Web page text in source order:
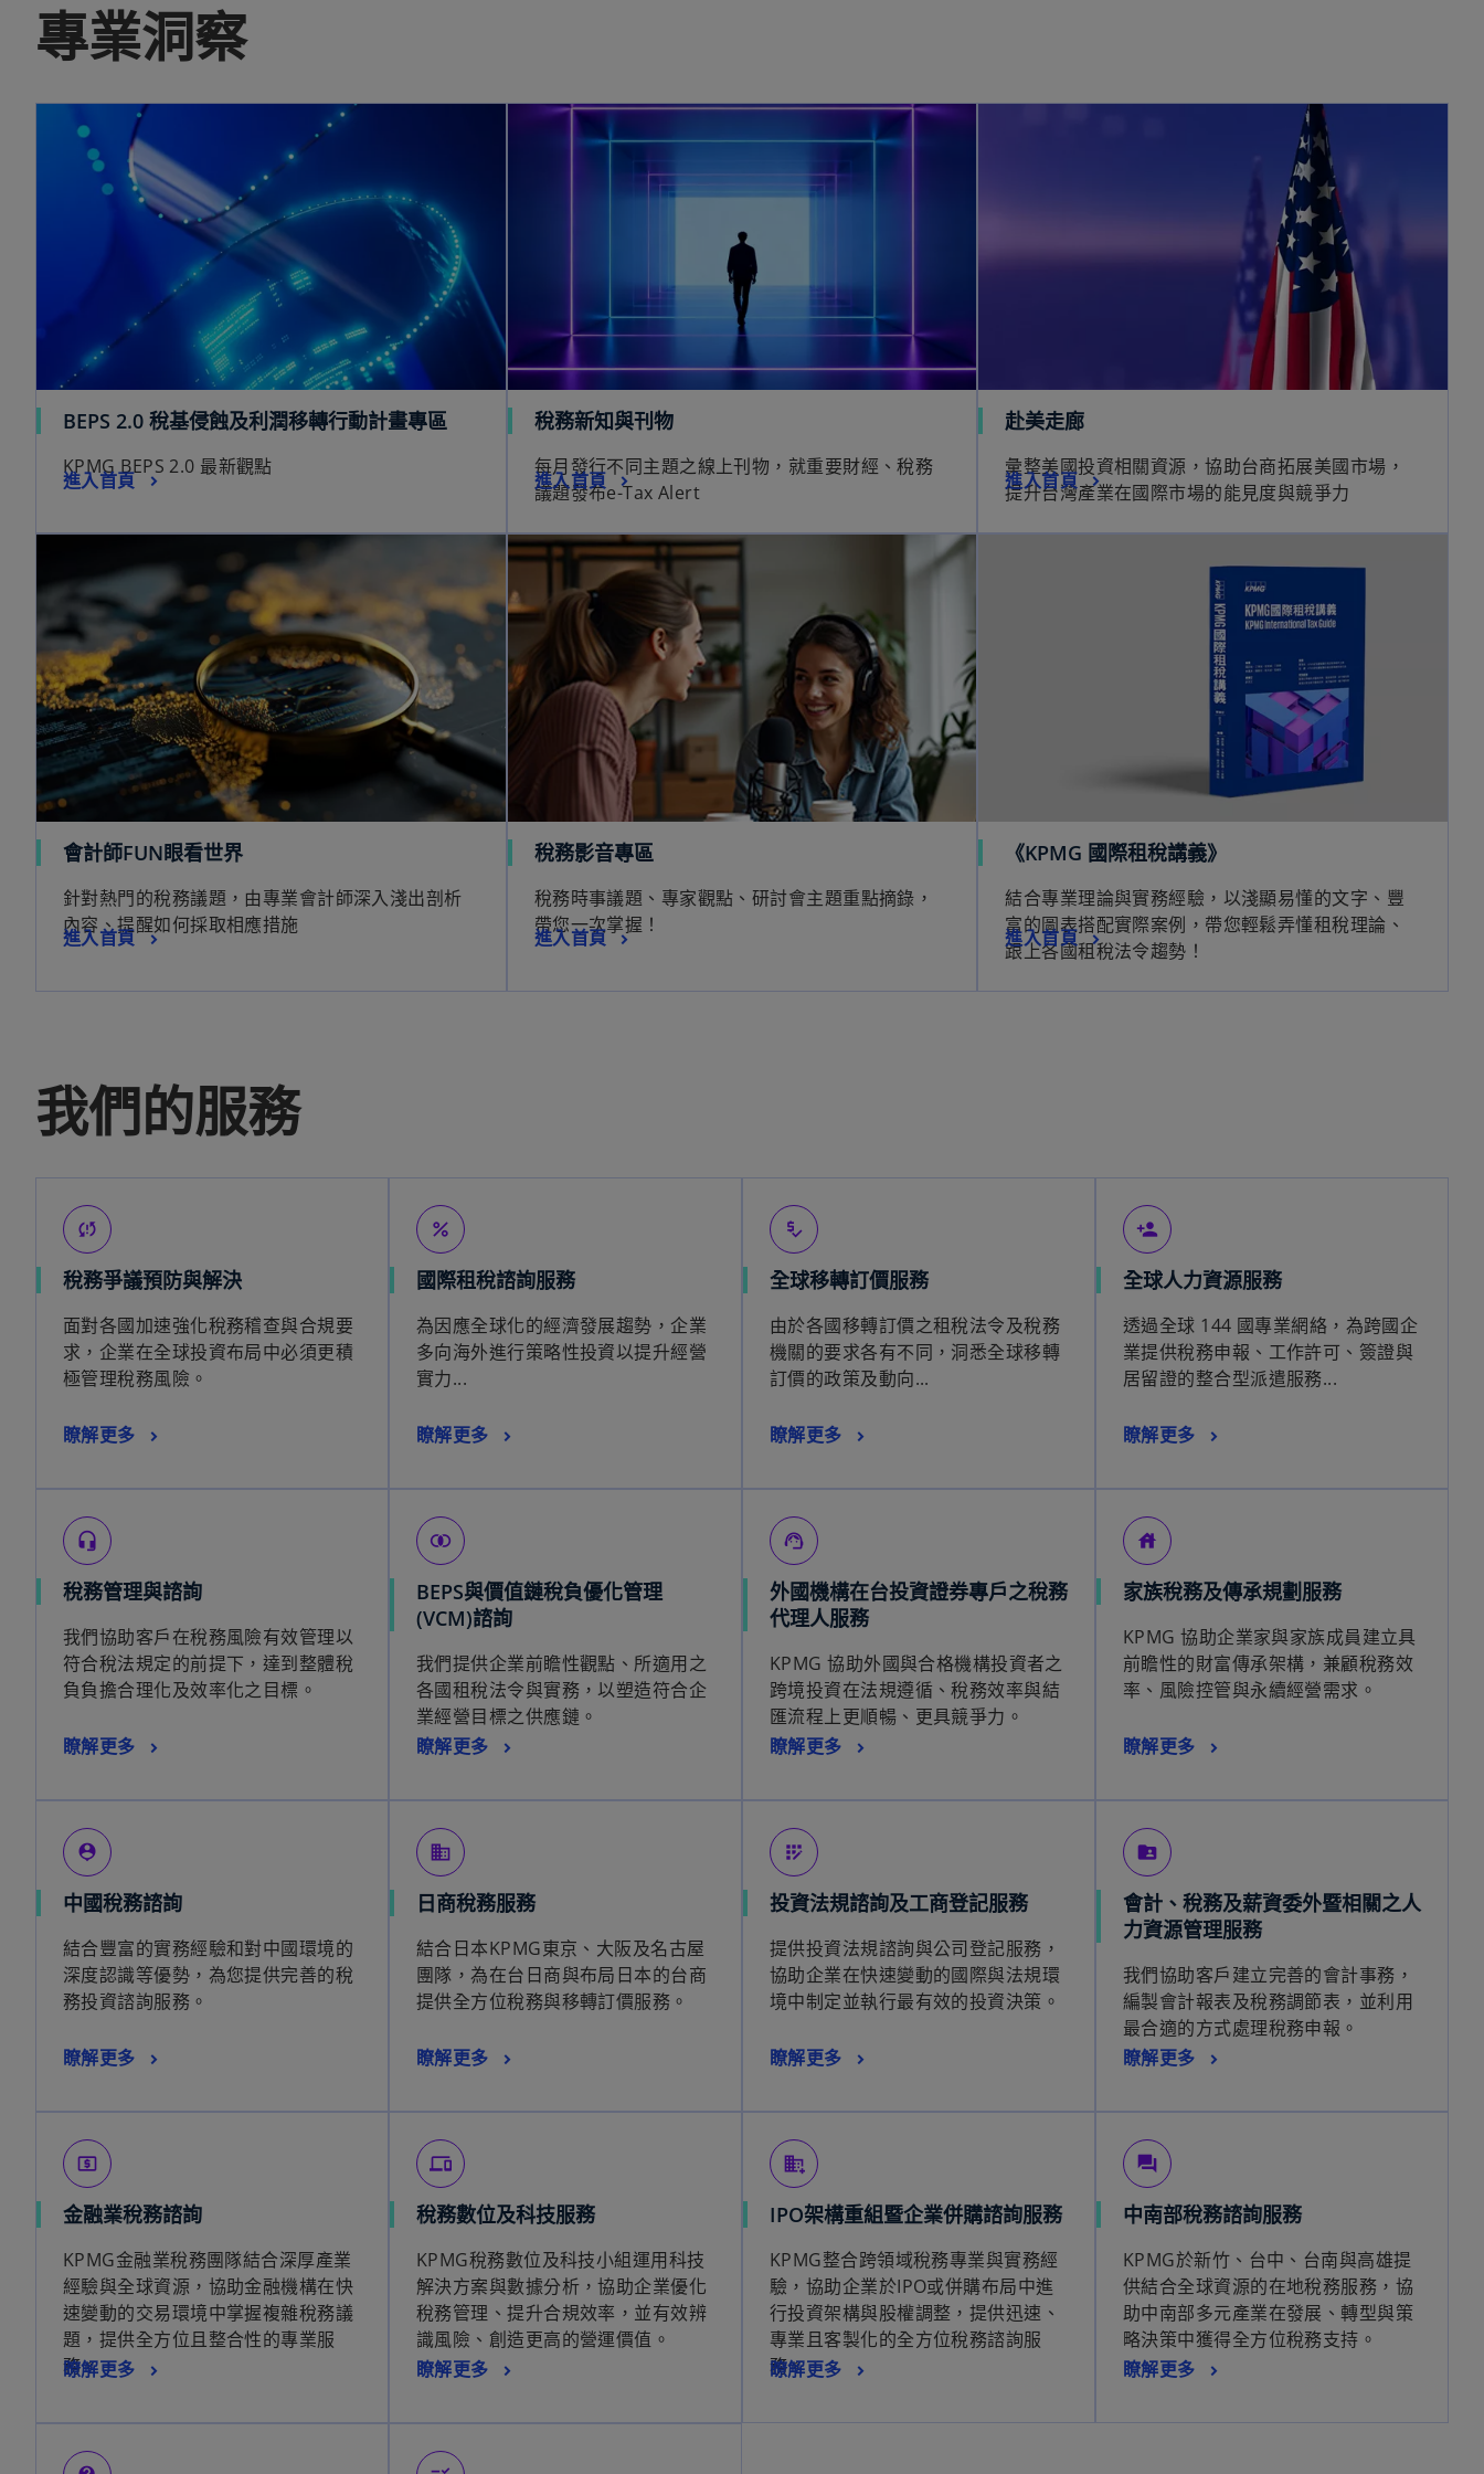
專業洞察
BEPS 2.0 稅基侵蝕及利潤移轉行動計畫專區
KPMG BEPS 2.0 最新觀點
進入首頁
稅務新知與刊物
每月發行不同主題之線上刊物，就重要財經、稅務
議題發布e-Tax Alert
進入首頁
赴美走廊
彙整美國投資相關資源，協助台商拓展美國市場，
提升台灣產業在國際市場的能見度與競爭力
進入首頁
會計師FUN眼看世界
針對熱門的稅務議題，由專業會計師深入淺出剖析
內容、提醒如何採取相應措施
進入首頁
稅務影音專區
稅務時事議題、專家觀點、研討會主題重點摘錄，
帶您一次掌握！
進入首頁
《KPMG 國際租稅講義》
結合專業理論與實務經驗，以淺顯易懂的文字、豐
富的圖表搭配實際案例，帶您輕鬆弄懂租稅理論、
跟上各國租稅法令趨勢！
進入首頁
我們的服務
sync_problem
稅務爭議預防與解決
面對各國加速強化稅務稽查與合規要
求，企業在全球投資布局中必須更積
極管理稅務風險。
瞭解更多
headset_mic
稅務管理與諮詢
我們協助客戶在稅務風險有效管理以
符合稅法規定的前提下，達到整體稅
負負擔合理化及效率化之目標。
瞭解更多
person_pin
中國稅務諮詢
結合豐富的實務經驗和對中國環境的
深度認識等優勢，為您提供完善的稅
務投資諮詢服務。
瞭解更多
local_atm
金融業稅務諮詢
KPMG金融業稅務團隊結合深厚產業
經驗與全球資源，協助金融機構在快
速變動的交易環境中掌握複雜稅務議
題，提供全方位且整合性的專業服
務。
瞭解更多
percent
國際租稅諮詢服務
為因應全球化的經濟發展趨勢，企業
多向海外進行策略性投資以提升經營
實力...
瞭解更多
join_inner
BEPS與價值鏈稅負優化管理
(VCM)諮詢
我們提供企業前瞻性觀點、所適用之
各國租稅法令與實務，以塑造符合企
業經營目標之供應鏈。
瞭解更多
business
日商稅務服務
結合日本KPMG東京、大阪及名古屋
團隊，為在台日商與布局日本的台商
提供全方位稅務與移轉訂價服務。
瞭解更多
phonelink
稅務數位及科技服務
KPMG稅務數位及科技小組運用科技
解決方案與數據分析，協助企業優化
稅務管理、提升合規效率，並有效辨
識風險、創造更高的營運價值。
瞭解更多
price_check
全球移轉訂價服務
由於各國移轉訂價之租稅法令及稅務
機關的要求各有不同，洞悉全球移轉
訂價的政策及動向...
瞭解更多
support_agent
外國機構在台投資證券專戶之稅務
代理人服務
KPMG 協助外國與合格機構投資者之
跨境投資在法規遵循、稅務效率與結
匯流程上更順暢、更具競爭力。
瞭解更多
app_registration
投資法規諮詢及工商登記服務
提供投資法規諮詢與公司登記服務，
協助企業在快速變動的國際與法規環
境中制定並執行最有效的投資決策。
瞭解更多
domain_add
IPO架構重組暨企業併購諮詢服務
KPMG整合跨領域稅務專業與實務經
驗，協助企業於IPO或併購布局中進
行投資架構與股權調整，提供迅速、
專業且客製化的全方位稅務諮詢服
務。
瞭解更多
person_add
全球人力資源服務
透過全球 144 國專業網絡，為跨國企
業提供稅務申報、工作許可、簽證與
居留證的整合型派遣服務...
瞭解更多
house
家族稅務及傳承規劃服務
KPMG 協助企業家與家族成員建立具
前瞻性的財富傳承架構，兼顧稅務效
率、風險控管與永續經營需求。
瞭解更多
folder_shared
會計、稅務及薪資委外暨相關之人
力資源管理服務
我們協助客戶建立完善的會計事務，
編製會計報表及稅務調節表，並利用
最合適的方式處理稅務申報。
瞭解更多
forum
中南部稅務諮詢服務
KPMG於新竹、台中、台南與高雄提
供結合全球資源的在地稅務服務，協
助中南部多元產業在發展、轉型與策
略決策中獲得全方位稅務支持。
瞭解更多